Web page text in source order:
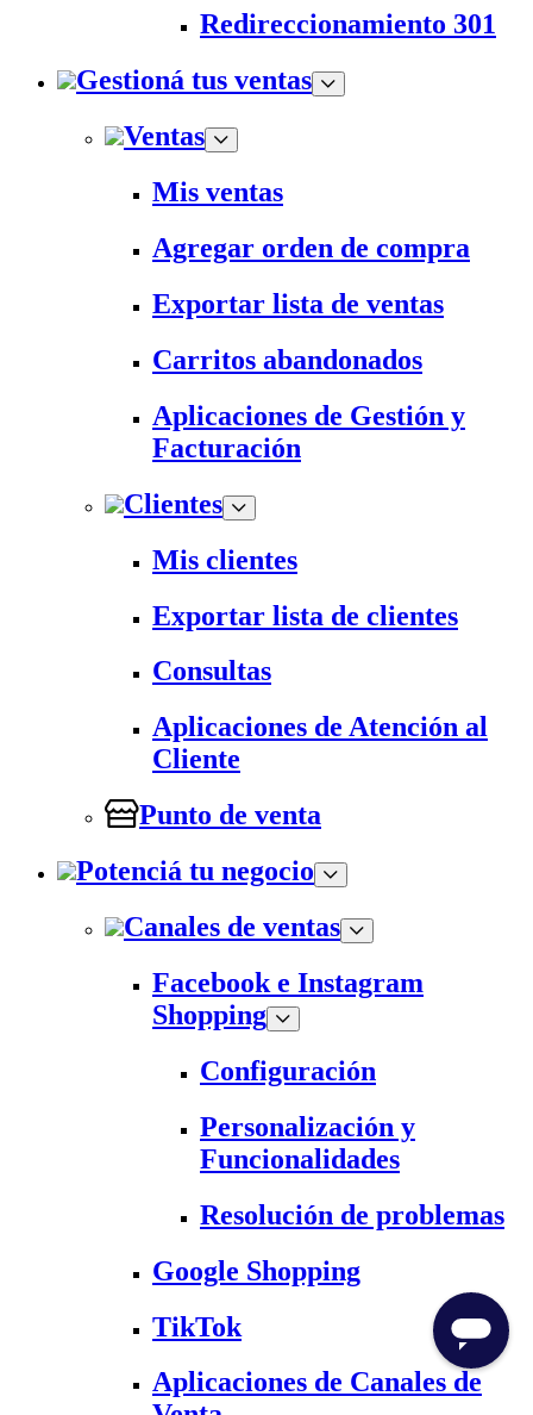
Redireccionamiento 301
Gestioná tus ventas
Ventas
Mis ventas
Agregar orden de compra
Exportar lista de ventas
Carritos abandonados
Aplicaciones de Gestión y
Facturación
Clientes
Mis clientes
Exportar lista de clientes
Consultas
Aplicaciones de Atención al
Cliente
Punto de venta
Potenciá tu negocio
Canales de ventas
Facebook e Instagram
Shopping
Configuración
Personalización y
Funcionalidades
Resolución de problemas
Google Shopping
TikTok
Aplicaciones de Canales de